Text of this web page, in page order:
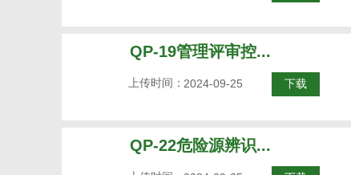
QP-19管理评审控...
2024-09-25
上传时间： 下载
QP-22危险源辨识...